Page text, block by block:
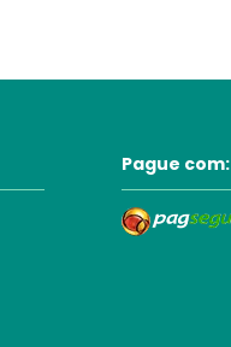
Pague com: